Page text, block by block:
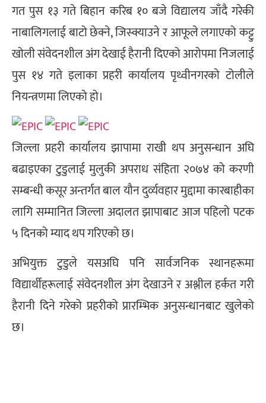
गत पुस १३ गते बिहान करिब १० बजे विद्यालय जाँदै गरेकी
नाबालिगलाई बाटो छेक्ने, जिस्क्याउने र आफूले लगाएको कट्टु
खोली संवेदनशील अंग देखाई हैरानी दिएको आरोपमा निजलाई
पुस १४ गते इलाका प्रहरी कार्यालय पृथ्वीनगरको टोलीले
नियन्त्रणमा लिएको हो।
जिल्ला प्रहरी कार्यालय झापामा राखी थप अनुसन्धान अघि
बढाइएका टुडुलाई मुलुकी अपराध संहिता २०७४ को करणी
सम्बन्धी कसूर अन्तर्गत बाल यौन दुर्व्यवहार मुद्दामा कारबाहीका
लागि सम्मानित जिल्ला अदालत झापाबाट आज पहिलो पटक
५ दिनको म्याद थप गरिएको छ।
अभियुक्त टुडुले यसअघि पनि सार्वजनिक स्थानहरूमा
विद्यार्थीहरूलाई संवेदनशील अंग देखाउने र अश्लील हर्कत गरी
हैरानी दिने गरेको प्रहरीको प्रारम्भिक अनुसन्धानबाट खुलेको
छ।